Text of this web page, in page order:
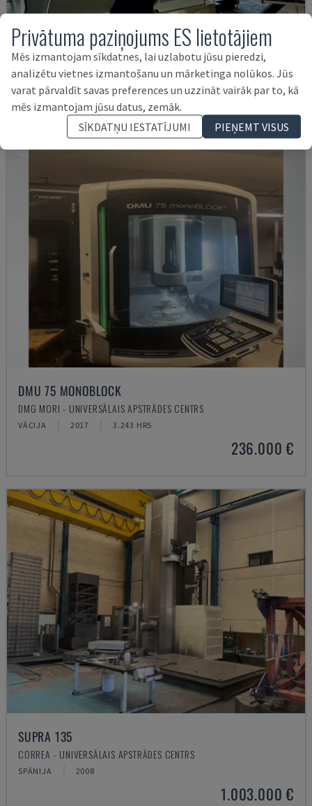
H800U
POSMILL - UNIVERSĀLAIS APSTRĀDES CENTRS
VĀCIJA 2021 11.514 HRS
177.000 €
DMU 75 MONOBLOCK
DMG MORI - UNIVERSĀLAIS APSTRĀDES CENTRS
VĀCIJA 2017 3.243 HRS
236.000 €
SUPRA 135
CORREA - UNIVERSĀLAIS APSTRĀDES CENTRS
SPĀNIJA 2008
1.003.000 €
Privātuma paziņojums ES lietotājiem
Mēs izmantojam sīkdatnes, lai uzlabotu jūsu pieredzi,
analizētu vietnes izmantošanu un mārketinga nolūkos. Jūs
varat pārvaldīt savas preferences un uzzināt vairāk par to, kā
mēs izmantojam jūsu datus, zemāk.
SĪKDATŅU IESTATĪJUMI
PIEŅEMT VISUS